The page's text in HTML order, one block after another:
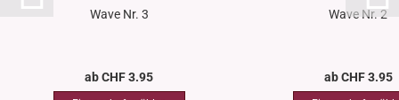
Wave Nr. 3
ab CHF 3.95
Wave Nr. 2
ab CHF 3.95